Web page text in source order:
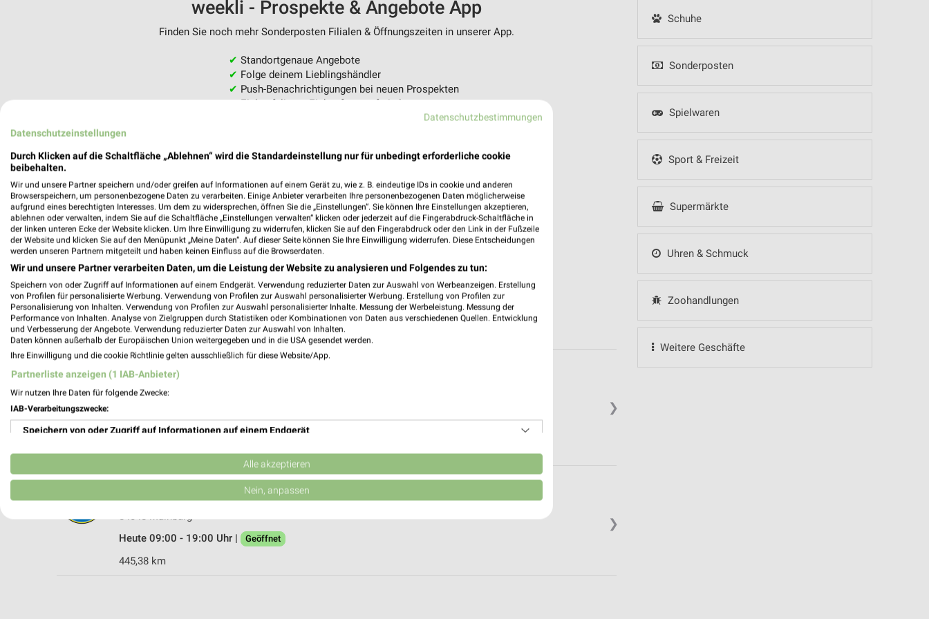
Schuhe
Sonderposten
Spielwaren
Sport & Freizeit
Supermärkte
Uhren & Schmuck
Zoohandlungen
Weitere Geschäfte
weekli - Prospekte & Angebote App
Finden Sie noch mehr Sonderposten Filialen & Öffnungszeiten in unserer App.
✔ Standortgenaue Angebote
✔ Folge deinem Lieblingshändler
✔ Push-Benachrichtigungen bei neuen Prospekten
✔Einkaufsliste - Einkauf stressfrei planen
❯
Tedi Kelheim
93309 Kelheim
Heute 09:00 - 19:00 Uhr | Geöffnet
❯
Regensburgerstrasse 62
84048 Mainburg
Heute 09:00 - 19:00 Uhr |
Geöffnet
445,38 km
Datenschutzbestimmungen
Datenschutzeinstellungen
Durch Klicken auf die Schaltfläche „Ablehnen“ wird die Standardeinstellung nur für unbedingt erforderliche cookie
beibehalten.
Wir und unsere Partner speichern und/oder greifen auf Informationen auf einem Gerät zu, wie z. B. eindeutige IDs in cookie und anderen
Browserspeichern, um personenbezogene Daten zu verarbeiten. Einige Anbieter verarbeiten Ihre personenbezogenen Daten möglicherweise
aufgrund eines berechtigten Interesses. Um dem zu widersprechen, öffnen Sie die „Einstellungen“. Sie können Ihre Einstellungen akzeptieren,
ablehnen oder verwalten, indem Sie auf die Schaltfläche „Einstellungen verwalten“ klicken oder jederzeit auf die Fingerabdruck-Schaltfläche in
der linken unteren Ecke der Website klicken. Um Ihre Einwilligung zu widerrufen, klicken Sie auf den Fingerabdruck oder den Link in der Fußzeile
der Website und klicken Sie auf den Menüpunkt „Meine Daten“. Auf dieser Seite können Sie Ihre Einwilligung widerrufen. Diese Entscheidungen
werden unseren Partnern mitgeteilt und haben keinen Einfluss auf die Browserdaten.
Wir und unsere Partner verarbeiten Daten, um die Leistung der Website zu analysieren und Folgendes zu tun:
Speichern von oder Zugriff auf Informationen auf einem Endgerät. Verwendung reduzierter Daten zur Auswahl von Werbeanzeigen. Erstellung
von Profilen für personalisierte Werbung. Verwendung von Profilen zur Auswahl personalisierter Werbung. Erstellung von Profilen zur
Personalisierung von Inhalten. Verwendung von Profilen zur Auswahl personalisierter Inhalte. Messung der Werbeleistung. Messung der
Performance von Inhalten. Analyse von Zielgruppen durch Statistiken oder Kombinationen von Daten aus verschiedenen Quellen. Entwicklung
und Verbesserung der Angebote. Verwendung reduzierter Daten zur Auswahl von Inhalten.
Daten können außerhalb der Europäischen Union weitergegeben und in die USA gesendet werden.
Ihre Einwilligung und die cookie Richtlinie gelten ausschließlich für diese Website/App.
Partnerliste anzeigen (1 IAB-Anbieter)
Wir nutzen Ihre Daten für folgende Zwecke:
IAB-Verarbeitungszwecke:
Speichern von oder Zugriff auf Informationen auf einem Endgerät
Verwendung reduzierter Daten zur Auswahl von Werbeanzeigen
Erstellung von Profilen für personalisierte Werbung
Erstellung von Profilen zur Personalisierung von Inhalten
Alle akzeptieren
Nein, anpassen